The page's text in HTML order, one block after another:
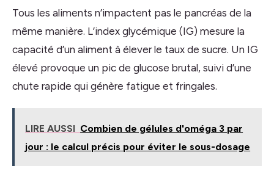
Tous les aliments n’impactent pas le pancréas de la
même manière. L’index glycémique (IG) mesure la
capacité d’un aliment à élever le taux de sucre. Un IG
élevé provoque un pic de glucose brutal, suivi d’une
chute rapide qui génère fatigue et fringales.
LIRE AUSSI Combien de gélules d'oméga 3 par
jour : le calcul précis pour éviter le sous-dosage